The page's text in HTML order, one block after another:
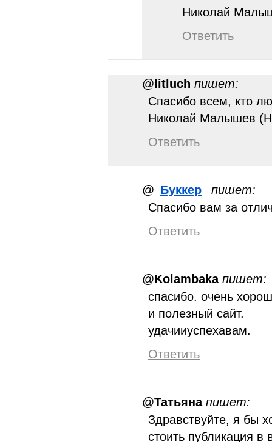
Николай
Ответить
@ litluch пишет:
Спасибо всем, кто
Николай Малышев
Ответить
@ Буккер
пишет:
Спасибо вам за
Ответить
@Kolambaka пишет:
спасибо. очень
и полезный сайт.
удачииуспехавам.
Ответить
@Татьяна пишет:
Здравствуйте, я бы
стоить публикация